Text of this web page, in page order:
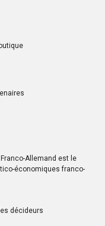
Allemand est le
économiques franco-
décideurs